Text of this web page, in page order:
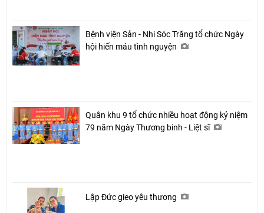
Bệnh viện Sản - Nhi Sóc Trăng tổ chức Ngày
hội hiến máu tình nguyện
Quân khu 9 tổ chức nhiều hoạt động kỷ niệm
79 năm Ngày Thương binh - Liệt sĩ
Lập Đức gieo yêu thương